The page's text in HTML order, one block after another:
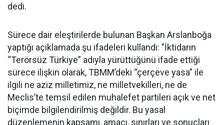
dedi.
Sürece dair eleştirilerde bulunan Başkan Arslanboğa
yaptığı açıklamada şu ifadeleri kullandı: "İktidarın
“Terörsüz Türkiye” adıyla yürüttüğünü ifade ettiği
sürece ilişkin olarak, TBMM’deki “çerçeve yasa” ile
ilgili ne aziz milletimiz, ne milletvekilleri, ne de
Meclis’te temsil edilen muhalefet partileri açık ve net
biçimde bilgilendirilmiş değildir. Bu yasal
düzenlemenin kapsamı, amacı, sınırları ve sonuçları